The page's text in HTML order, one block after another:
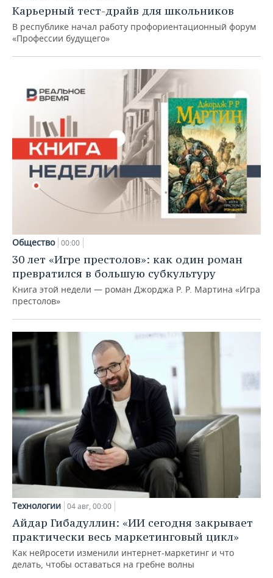
Карьерный тест-драйв для школьников
В республике начал работу профориентационный форум
«Профессии будущего»
Общество 00:00
30 лет «Игре престолов»: как один роман
превратился в большую субкультуру
Книга этой недели — роман Джорджа Р. Р. Мартина «Игра
престолов»
Технологии 04 авг, 00:00
Айдар Гибадуллин: «ИИ сегодня закрывает
практически весь маркетинговый цикл»
Как нейросети изменили интернет-маркетинг и что
делать, чтобы оставаться на гребне волны